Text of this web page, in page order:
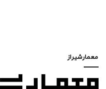
معمارشیراز